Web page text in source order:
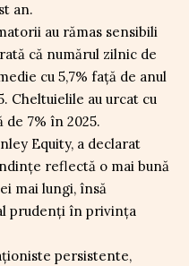
an.
au rămas sensibili
că numărul zilnic de
cu 5,7% față de anul
Cheltuielile au urcat cu
7% în 2025.
Equity, a declarat
reflectă o mai bună
mai lungi, însă
prudenți în privința
persistente,